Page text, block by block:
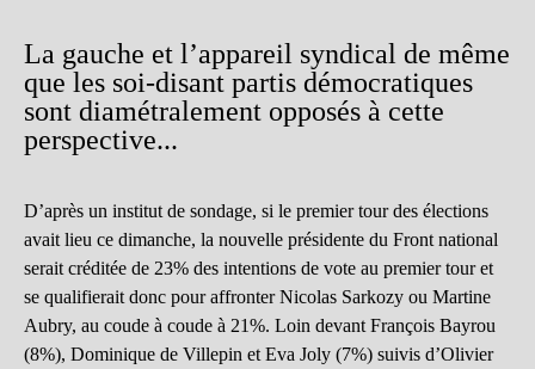
La gauche et l’appareil syndical de même
que les soi-disant partis démocratiques
sont diamétralement opposés à cette
perspective...
D’après un institut de sondage, si le premier tour des élections
avait lieu ce dimanche, la nouvelle présidente du Front national
serait créditée de 23% des intentions de vote au premier tour et
se qualifierait donc pour affronter Nicolas Sarkozy ou Martine
Aubry, au coude à coude à 21%. Loin devant François Bayrou
(8%), Dominique de Villepin et Eva Joly (7%) suivis d’Olivier